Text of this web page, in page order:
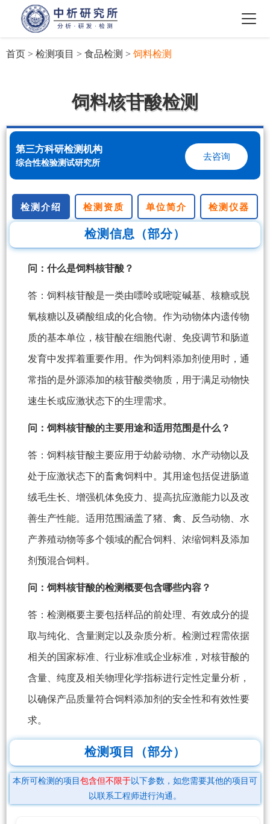
首页 > 检测项目 > 食品检测 > 饲料检测
饲料核苷酸检测
第三方科研检测机构
综合性检验测试研究所
去咨询
检测介绍 检测资质 单位简介 检测仪器
检测信息（部分）
问：什么是饲料核苷酸？
答：饲料核苷酸是一类由嘌呤或嘧啶碱基、核糖或脱
氧核糖以及磷酸组成的化合物。作为动物体内遗传物
质的基本单位，核苷酸在细胞代谢、免疫调节和肠道
发育中发挥着重要作用。作为饲料添加剂使用时，通
常指的是外源添加的核苷酸类物质，用于满足动物快
速生长或应激状态下的生理需求。
问：饲料核苷酸的主要用途和适用范围是什么？
答：饲料核苷酸主要应用于幼龄动物、水产动物以及
处于应激状态下的畜禽饲料中。其用途包括促进肠道
绒毛生长、增强机体免疫力、提高抗应激能力以及改
善生产性能。适用范围涵盖了猪、禽、反刍动物、水
产养殖动物等多个领域的配合饲料、浓缩饲料及添加
剂预混合饲料。
问：饲料核苷酸的检测概要包含哪些内容？
答：检测概要主要包括样品的前处理、有效成分的提
取与纯化、含量测定以及杂质分析。检测过程需依据
相关的国家标准、行业标准或企业标准，对核苷酸的
含量、纯度及相关物理化学指标进行定性定量分析，
以确保产品质量符合饲料添加剂的安全性和有效性要
求。
检测项目（部分）
本所可检测的项目 包含但不限于以下参数，如您需要其他的项目可
以联系工程师进行沟通。